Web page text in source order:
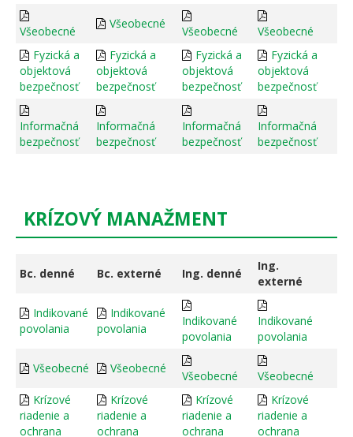
Všeobecné
Všeobecné
Všeobecné
Všeobecné
Fyzická a
objektová
bezpečnosť
Fyzická a
objektová
bezpečnosť
Fyzická a
objektová
bezpečnosť
Fyzická a
objektová
bezpečnosť
Informačná
bezpečnosť
Informačná
bezpečnosť
Informačná
bezpečnosť
Informačná
bezpečnosť
KRÍZOVÝ MANAŽMENT
Bc. denné Bc. externé Ing. denné
Ing.
externé
Indikované
povolania
Indikované
povolania
Indikované
povolania
Indikované
povolania
Všeobecné Všeobecné
Všeobecné
Všeobecné
Krízové
riadenie a
ochrana
Krízové
riadenie a
ochrana
Krízové
riadenie a
ochrana
Krízové
riadenie a
ochrana